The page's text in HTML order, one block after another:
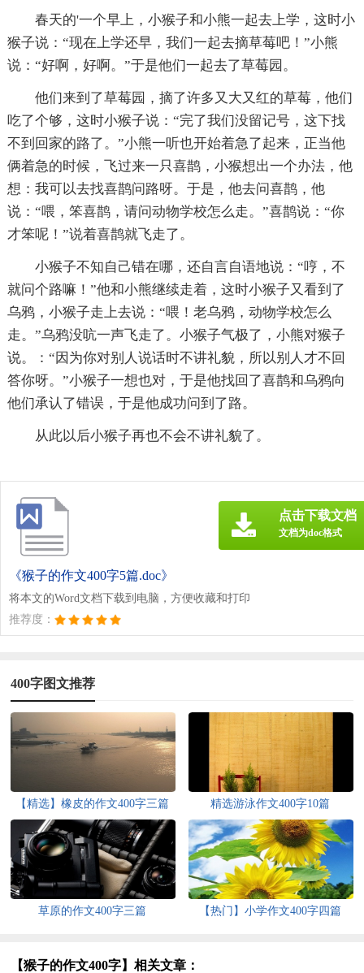
春天的'一个早上，小猴子和小熊一起去上学，这时小
猴子说：“现在上学还早，我们一起去摘草莓吧！”小熊
说：“好啊，好啊。”于是他们一起去了草莓园。
他们来到了草莓园，摘了许多又大又红的草莓，他们
吃了个够，这时小猴子说：“完了我们没留记号，这下找
不到回家的路了。”小熊一听也开始着急了起来，正当他
俩着急的时候，飞过来一只喜鹊，小猴想出一个办法，他
想：我可以去找喜鹊问路呀。于是，他去问喜鹊，他
说：“喂，笨喜鹊，请问动物学校怎么走。”喜鹊说：“你
才笨呢！”说着喜鹊就飞走了。
小猴子不知自己错在哪，还自言自语地说：“哼，不
就问个路嘛！”他和小熊继续走着，这时小猴子又看到了
乌鸦，小猴子走上去说：“喂！老乌鸦，动物学校怎么
走。”乌鸦没吭一声飞走了。小猴子气极了，小熊对猴子
说。：“因为你对别人说话时不讲礼貌，所以别人才不回
答你呀。”小猴子一想也对，于是他找回了喜鹊和乌鸦向
他们承认了错误，于是他成功问到了路。
从此以后小猴子再也不会不讲礼貌了。
《猴子的作文400字5篇.doc》
将本文的Word文档下载到电脑，方便收藏和打印
推荐度：
点击下载文档
文档为doc格式
400字图文推荐
【精选】橡皮的作文400字三篇 精选游泳作文400字10篇
草原的作文400字三篇 【热门】小学作文400字四篇
【猴子的作文400字】相关文章：